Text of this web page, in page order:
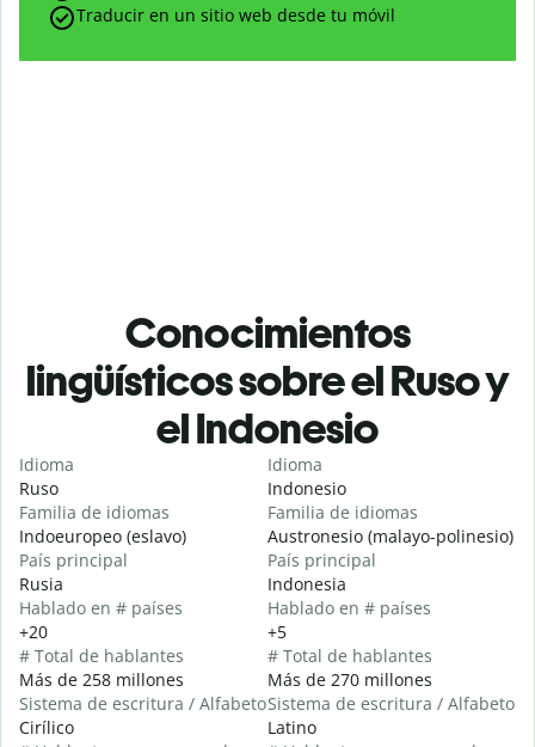
Traducir en un sitio web desde tu móvil
Conocimientos
lingüísticos sobre el Ruso y
el Indonesio
Idioma
Ruso
Familia de idiomas
Indoeuropeo (eslavo)
País principal
Rusia
Hablado en # países
+20
# Total de hablantes
Más de 258 millones
Sistema de escritura / Alfabeto
Cirílico
Idioma
Indonesio
Familia de idiomas
Austronesio (malayo-polinesio)
País principal
Indonesia
Hablado en # países
+5
# Total de hablantes
Más de 270 millones
Sistema de escritura / Alfabeto
Latino